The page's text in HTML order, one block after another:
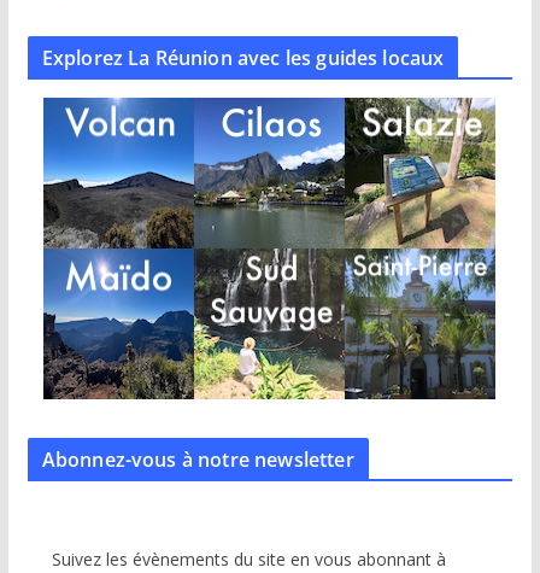
Explorez La Réunion avec les guides locaux
Abonnez-vous à notre newsletter
Suivez les évènements du site en vous abonnant à